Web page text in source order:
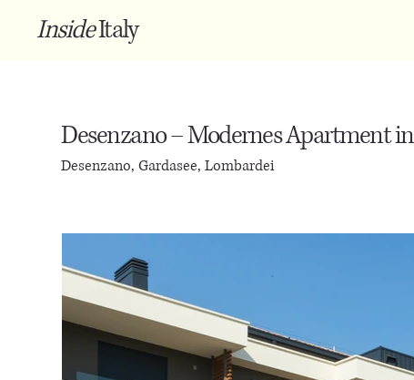
InsideItaly
Desenzano – Modernes Apartment
Desenzano, Gardasee, Lombardei